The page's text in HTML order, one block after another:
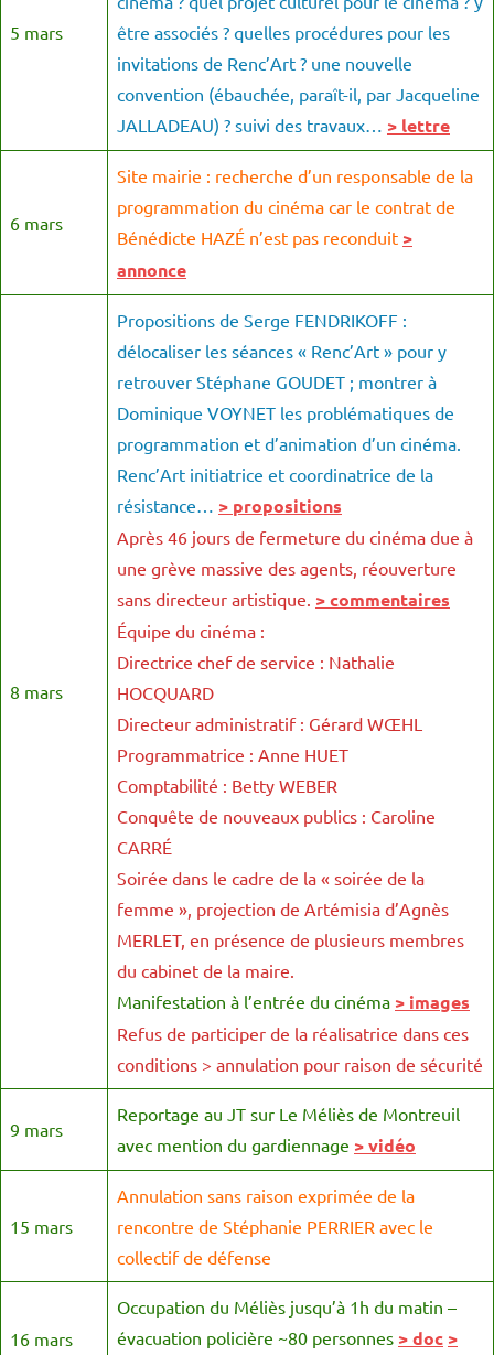
5 mars
être associés ? quelles procédures pour les
invitations de Renc’Art ? une nouvelle
convention (ébauchée, paraît-il, par Jacqueline
JALLADEAU) ? suivi des travaux…
> lettre
6 mars
Site mairie : recherche d’un responsable de la
programmation du cinéma car le contrat de
Bénédicte HAZÉ n’est pas reconduit >
annonce
8 mars
Propositions de Serge FENDRIKOFF :
délocaliser les séances « Renc’Art » pour y
retrouver Stéphane GOUDET ; montrer à
Dominique VOYNET les problématiques de
programmation et d’animation d’un cinéma.
Renc’Art initiatrice et coordinatrice de la
résistance…
> propositions
Après 46 jours de fermeture du cinéma due à
une grève massive des agents, réouverture
sans directeur artistique. > commentaires
Équipe du cinéma :
Directrice chef de service : Nathalie
HOCQUARD
Directeur administratif : Gérard WŒHL
Programmatrice : Anne HUET
Comptabilité : Betty WEBER
Conquête de nouveaux publics : Caroline
CARRÉ
Soirée dans le cadre de la « soirée de la
femme », projection de Artémisia d’Agnès
MERLET, en présence de plusieurs membres
du cabinet de la maire.
Manifestation à l’entrée du cinéma > images
Refus de participer de la réalisatrice dans ces
conditions > annulation pour raison de sécurité
9 mars
Reportage au JT sur Le Méliès de Montreuil
avec mention du gardiennage > vidéo
15 mars
Annulation sans raison exprimée de la
rencontre de Stéphanie PERRIER avec le
collectif de défense
16 mars
Occupation du Méliès jusqu’à 1h du matin –
évacuation policière ~80 personnes >doc >